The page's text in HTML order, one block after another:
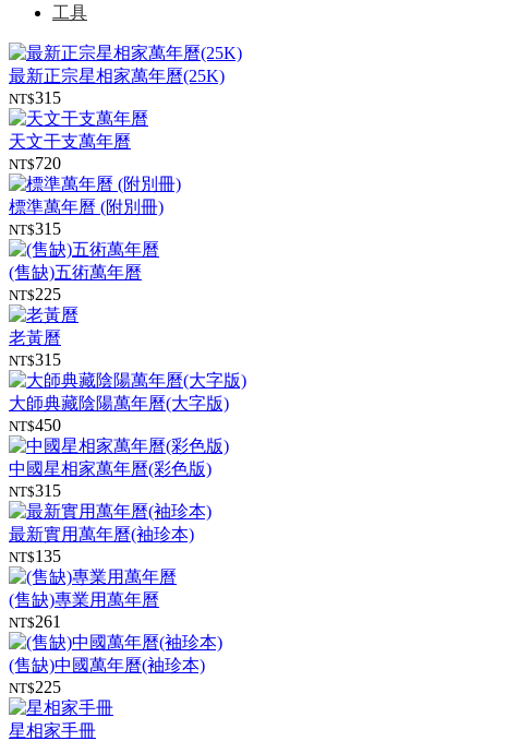
工具
最新正宗星相家萬年曆(25K)
NT$315
天文干支萬年曆
NT$720
標準萬年曆 (附別冊)
NT$315
(售缺)五術萬年曆
NT$225
老黃曆
NT$315
大師典藏陰陽萬年曆(大字版)
NT$450
中國星相家萬年曆(彩色版)
NT$315
最新實用萬年曆(袖珍本)
NT$135
(售缺)專業用萬年曆
NT$261
(售缺)中國萬年曆(袖珍本)
NT$225
星相家手冊